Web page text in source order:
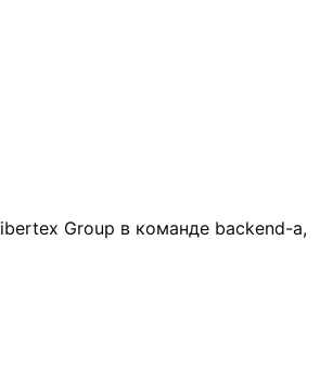
Group в команде backend-а,